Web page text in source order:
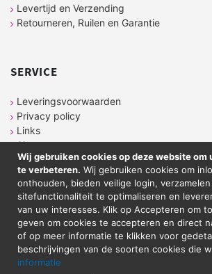
Wij gebruiken cookies op deze website
te verbeteren. Wij gebruiken cookies om
onthouden, bieden veilige login,
sitefunctionaliteit te optimaliseren en
van uw interesses. Klik op Accepteren om
geven om cookies te accepteren en direct
of op meer informatie te klikken voor
beschrijvingen van de soorten cookies die
informatie
Levertijd en Verzending
Retourneren, Ruilen en Garantie
SERVICE
Leveringsvoorwaarden
Privacy policy
Links
Sitemap
CONTACT
Sticker Atelier
Neringstraat 7
8263 BG Kampen
Tel. 038-2020089